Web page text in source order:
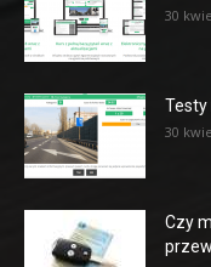
30
Testy
30
Czy